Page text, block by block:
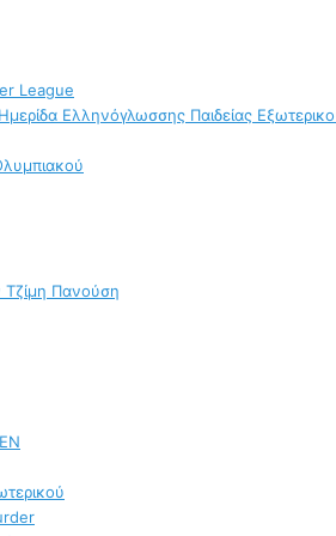
League
Ελληνόγλωσσης Παιδείας
Τζίμη Πανούση